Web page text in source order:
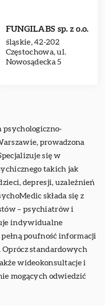
FUNGILABS sp. z o.o.
śląskie, 42-202
Częstochowa, ul.
Nowosądecka 5
prowadzona
się w
takich jak
depresji, uzależnień
składa się z
– psychiatrów i
indywidualne
pełną poufność informacji
Oprócz standardowych
wideokonsultacje i
mogących odwiedzić